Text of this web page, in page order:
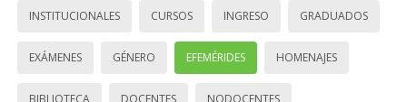
INSTITUCIONALES CURSOS INGRESO GRADUADOS
EXÁMENES GÉNERO EFEMÉRIDES HOMENAJES